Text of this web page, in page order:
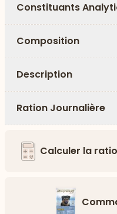
Constituants
Composition
Description
Ration Journalière
Calculer la